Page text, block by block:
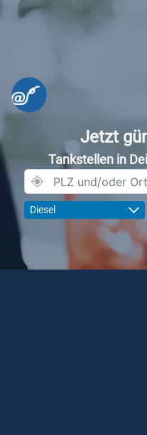
Jetzt
Tankstellen in
Diesel